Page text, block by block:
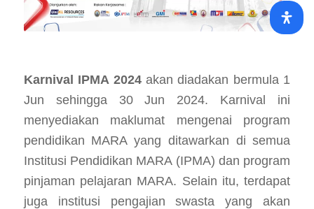
Karnival IPMA 2024akan diadakan bermula 1
Jun sehingga 30 Jun 2024. Karnival ini
menyediakan maklumat mengenai program
pendidikan MARA yang ditawarkan di semua
Institusi Pendidikan MARA (IPMA) dan program
pinjaman pelajaran MARA. Selain itu, terdapat
juga institusi pengajian swasta yang akan